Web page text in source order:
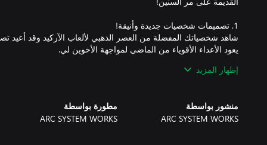
إظهار المزيد
منشور بواسطة
ARC SYSTEM WORKS
مطورة بواسطة
ARC SYSTEM WORKS